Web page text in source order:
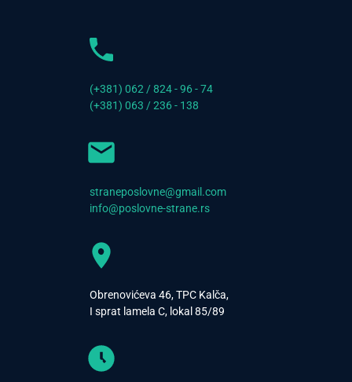
(+381) 062 / 824 - 96 - 74
(+381) 063 / 236 - 138
straneposlovne@gmail.com
info@poslovne-strane.rs
Obrenovićeva 46, TPC Kalča,
I sprat lamela C, lokal 85/89